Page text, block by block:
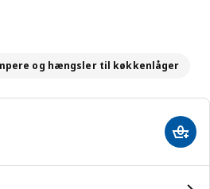
og hængsler til køkkenlåger
Læg i